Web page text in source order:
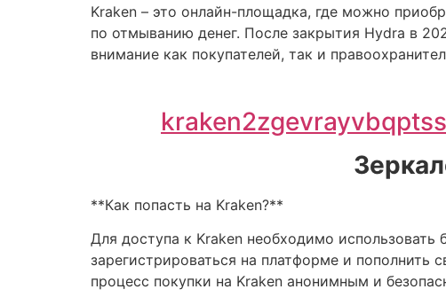
Kraken – это онлайн-площадка, где можно
по отмыванию денег. После закрытия Hydra в
внимание как покупателей, так и
**Как попасть на Kraken?**
Для доступа к Kraken необходимо
зарегистрироваться на платформе и
процесс покупки на Kraken анонимным и